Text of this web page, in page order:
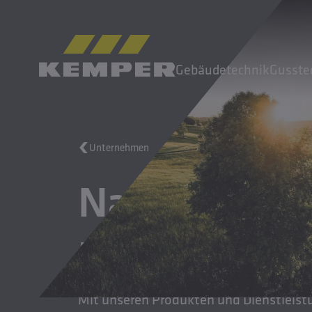
Gebäudetechnik
MENÜ
Gusstechnik
Walzprodukte
DE| CH Sprachwechsler
Unternehmen
Nachhaltig
machen
Mit unseren Produkten und